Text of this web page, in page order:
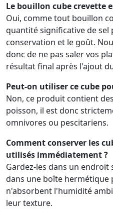
Le bouillon cube crevette
Oui, comme tout bouillon
quantité significative de sel
conservation et le goût.
donc de ne pas saler vos
résultat final après l'ajout
Peut-on utiliser ce cube
Non, ce produit contient
poisson, il est donc
omnivores ou pescitariens.
Comment conserver les
utilisés immédiatement ?
Gardez-les dans un endroit
dans une boîte hermétique
n'absorbent l'humidité
leur texture.